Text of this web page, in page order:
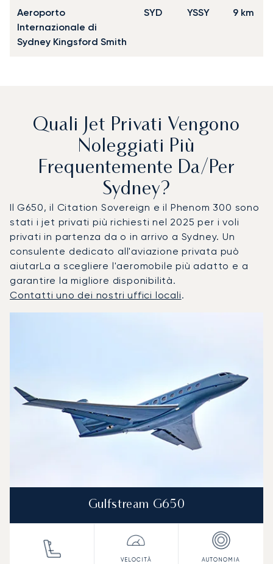
Aeroporto
Internazionale di
Sydney Kingsford Smith
SYD YSSY 9 km
Quali Jet Privati Vengono
Noleggiati Più
Frequentemente Da/per
Sydney?
Il G650, il Citation Sovereign e il Phenom 300 sono
stati i jet privati più richiesti nel 2025 per i voli
privati in partenza da o in arrivo a Sydney. Un
consulente dedicato all'aviazione privata può
aiutarLa a scegliere l'aeromobile più adatto e a
garantire la migliore disponibilità.
Contatti uno dei nostri uffici locali.
Gulfstream G650